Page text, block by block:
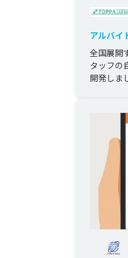
アルバイ
全国展開
タッフの
開発しま